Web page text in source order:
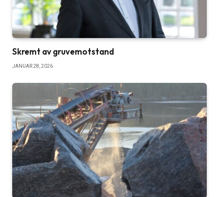
Skremt av gruvemotstand
JANUAR 28, 2026